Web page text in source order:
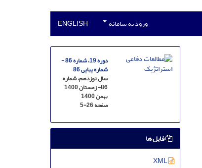
ورود به سامانه ENGLISH
دوره 19، شماره 86 -
شماره پیاپی 86
سال نوزدهم، شماره
86- زمستان 1400
بهمن 1400
صفحه5-26
فایل ها
XML